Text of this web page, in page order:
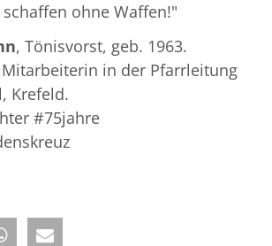
ohne Waffen!"
, Tönisvorst, geb. 1963.
in der Pfarrleitung
Krefeld.
#75jahre